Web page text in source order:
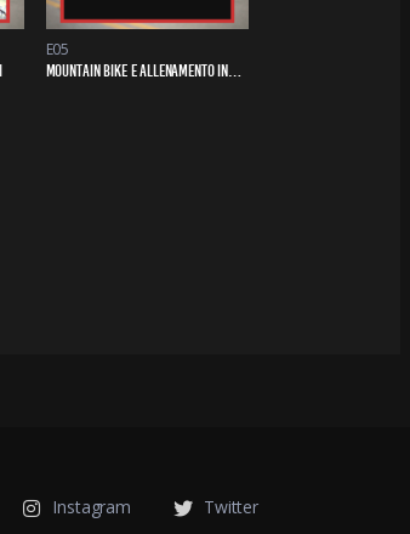
E05
MOUNTAIN BIKE E ALLENAMENTO INDOOR
Instagram Twitter